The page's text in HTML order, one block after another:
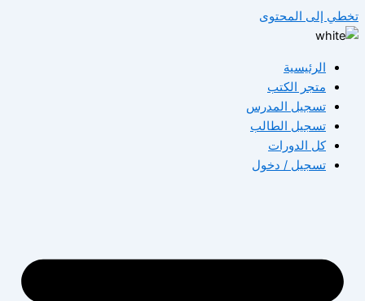
تخطي إلى المحتوى
الرئيسية
متجر الكتب
تسجيل المدرس
تسجيل الطالب
كل الدورات
تسجيل / دخول